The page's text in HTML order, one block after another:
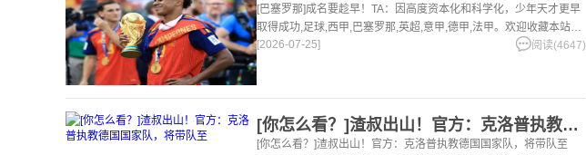
[巴塞罗那]成名要趁早！TA：因高度资本化和科学化，少年天才更早
取得成功,足球,西甲,巴塞罗那,英超,意甲,德甲,法甲。欢迎收藏本站，
24小时为你更新最新的足球，篮球体育资讯。
[2026-07-25] 阅读(4647)
[你怎么看？]渣叔出山！官方：克洛普执教德国国家队，将带队至
[你怎么看？]渣叔出山！官方：克洛普执教德国国家队，将带队至